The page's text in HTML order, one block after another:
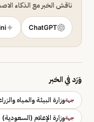
ناقش الخبر مع الذكاء
ChatGPT
وَرَد في الخبر
جهةوزارة البيئة والمياه
جهةوزارة الإعلام (السعودية)